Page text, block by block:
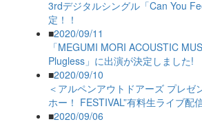
3rdデジタルシングル「Can You
定！！
■2020/09/11
「MEGUMI MORI ACOUSTIC
Plugless」に出演が決定しました!
■2020/09/10
＜アルペンアウトドアーズ プレゼ
ホー！ FESTIVAL”有料生ライブ配
■2020/09/06